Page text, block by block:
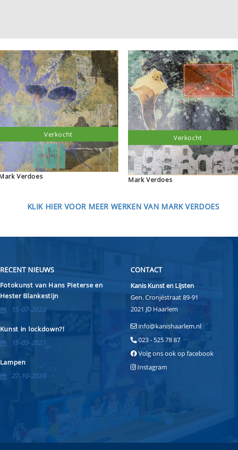
Mark Verdoes
Verkocht
Mark Verdoes
Verkocht
KLIK HIER VOOR MEER WERKEN VAN MARK VERDOES
RECENT NIEUWS
Fotokunst van Hans Pieterse en
Hester Blankestijn
15-07-2023
Kunst in lockdown?!
15-03-2021
Lampen
27-10-2020
CONTACT
Kanis Kunst en Lijsten
Gen. Cronjéstraat 89-91
2021 JD Haarlem
info@kanishaarlem.nl
023 - 525 78 87
Volg ons ook op facebook
Instagram